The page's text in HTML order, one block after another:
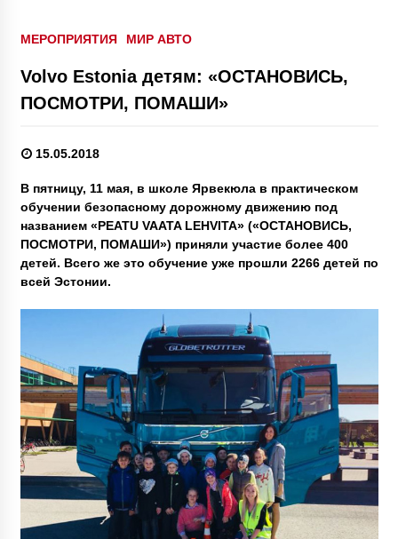
МЕРОПРИЯТИЯ МИР АВТО
Volvo Estonia детям: «ОСТАНОВИСЬ,
ПОСМОТРИ, ПОМАШИ»
15.05.2018
В пятницу, 11 мая, в школе Ярвекюла в практическом
обучении безопасному дорожному движению под
названием «PEATU VAATA LEHVITA» («ОСТАНОВИСЬ,
ПОСМОТРИ, ПОМАШИ») приняли участие более 400
детей. Всего же это обучение уже прошли 2266 детей по
всей Эстонии.